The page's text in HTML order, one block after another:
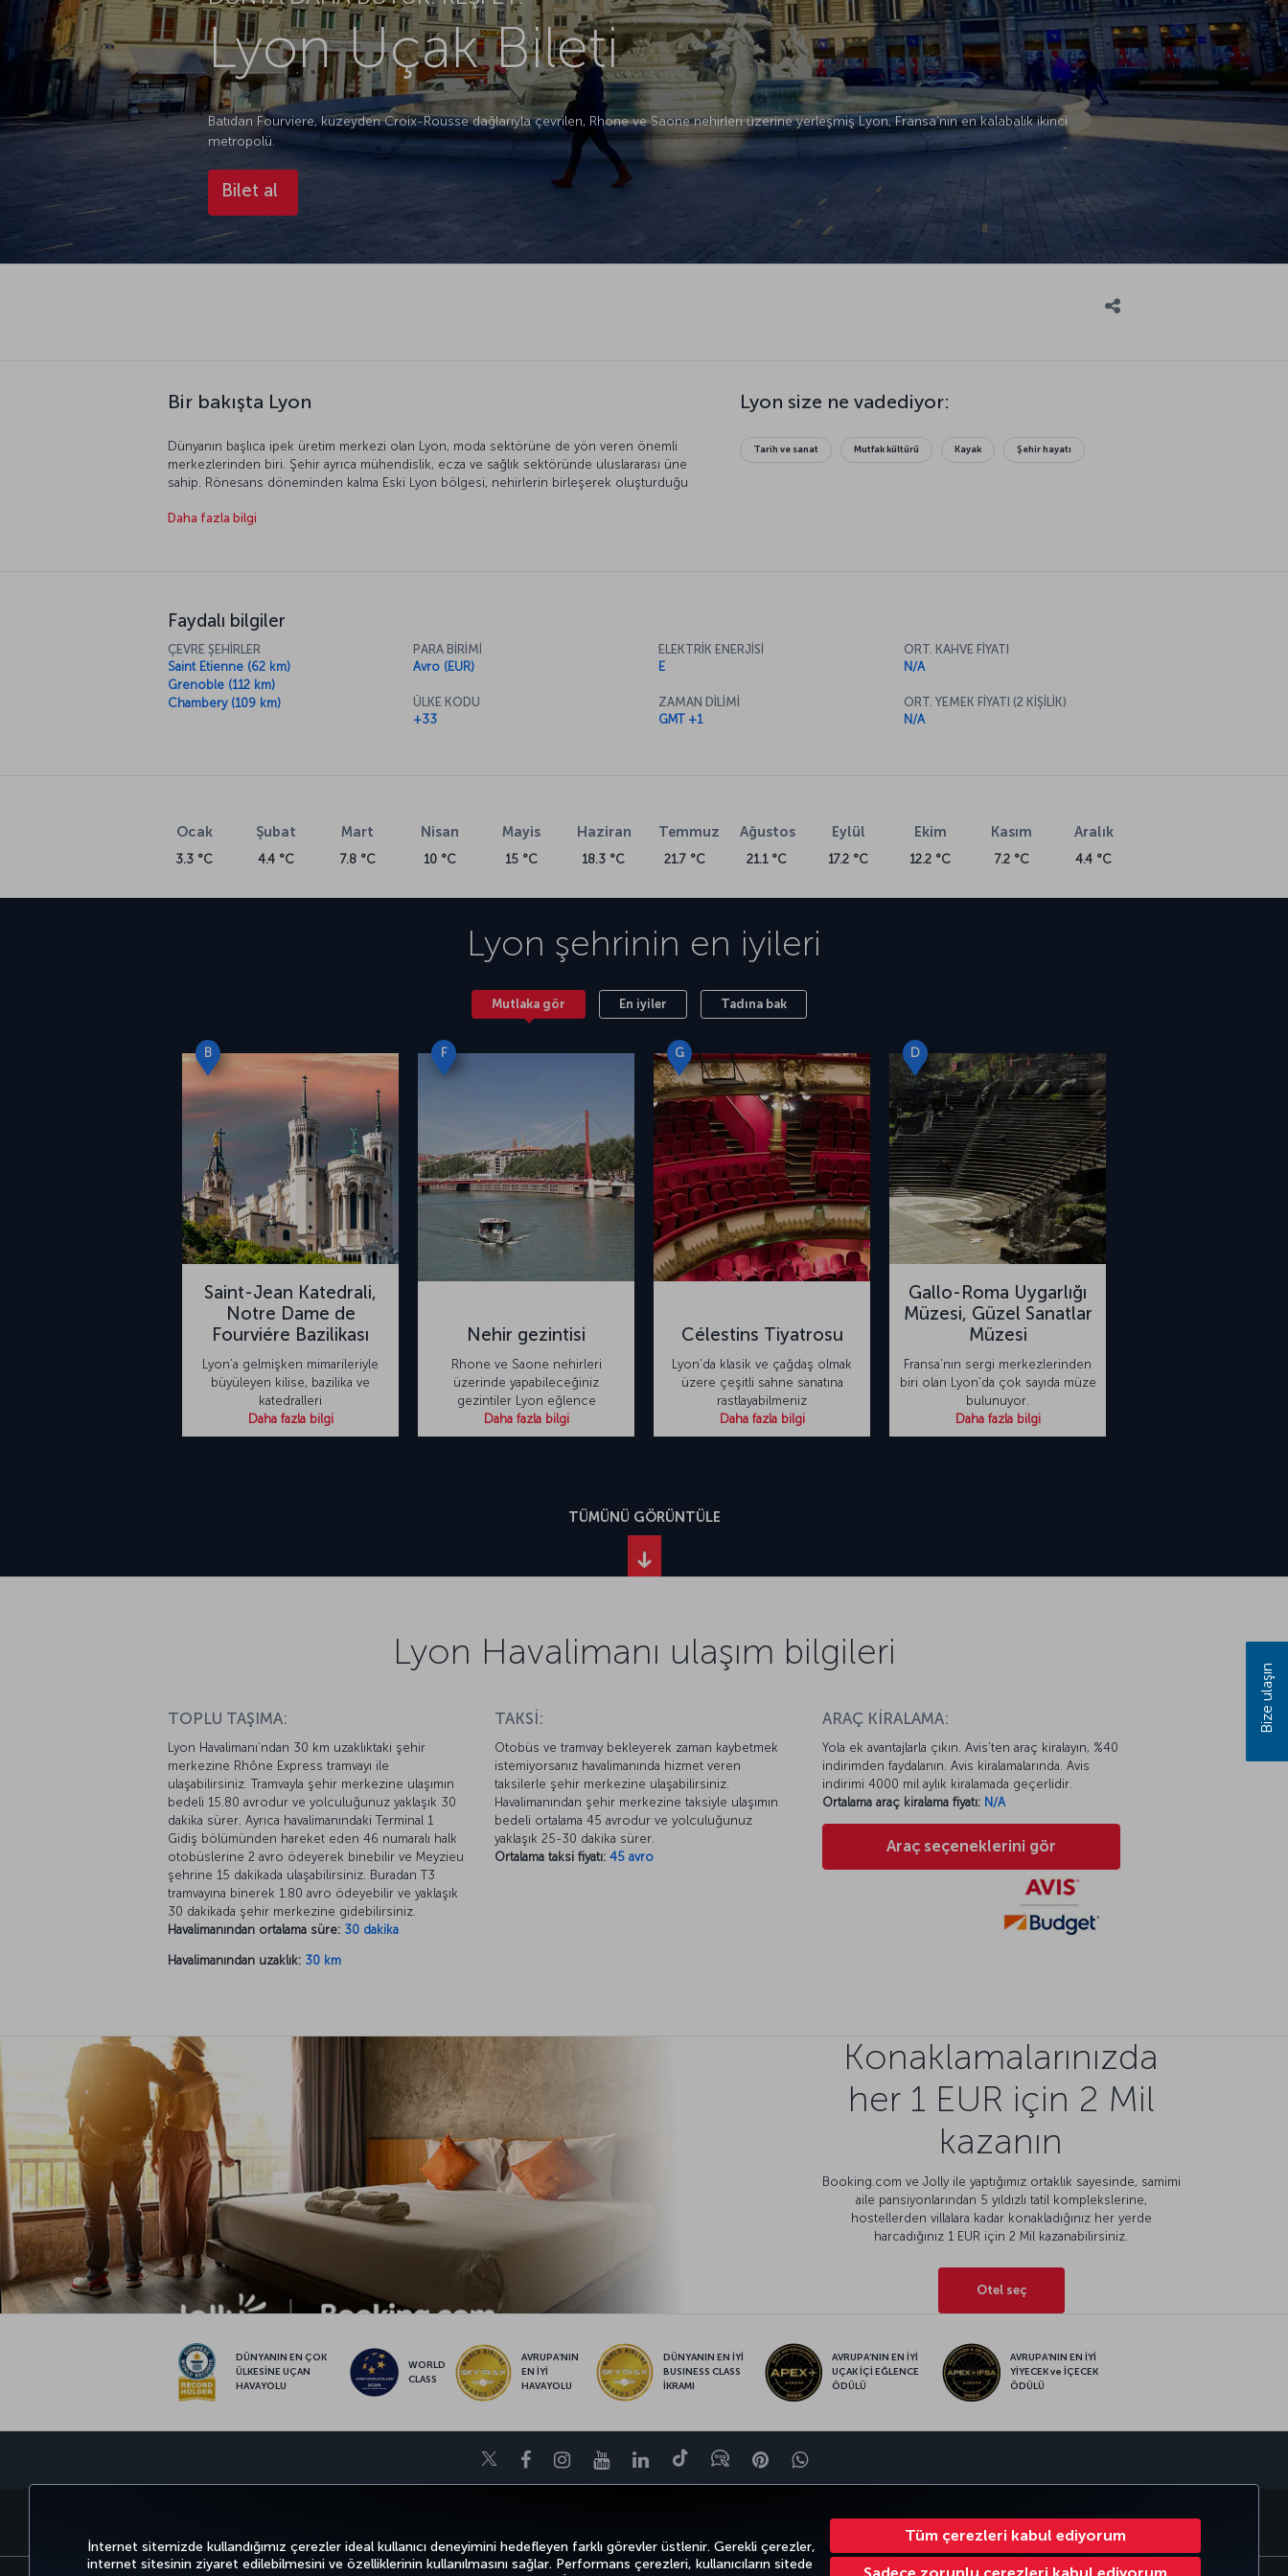
İnternet sitemizde kullandığımız çerezler ideal kullanıcı deneyimini hedefleyen farklı görevler üstlenir. Gerekli çerezler,
internet sitesinin ziyaret edilebilmesini ve özelliklerinin kullanılmasını sağlar. Performans çerezleri, kullanıcıların sitede
Tüm çerezleri kabul ediyorum
Lyon Uçak Bileti
Batıdan Fourviere, kuzeyden Croix-Rousse dağlarıyla çevrilen, Rhone ve Saone nehirleri üzerine yerleşmiş Lyon, Fransa’nın en kalabalık ikinci
metropolü.
Bilet al
Bir bakışta Lyon
Dünyanın başlıca ipek üretim merkezi olan Lyon, moda sektörüne de yön veren önemli
merkezlerinden biri. Şehir ayrıca mühendislik, ecza ve sağlık sektöründe uluslararası üne
sahip. Rönesans döneminden kalma Eski Lyon bölgesi, nehirlerin birleşerek oluşturduğu
güzel kentlerinden biri olan Lyon’a yakınan bakalım.
Daha fazla bilgi
Lyon size ne vadediyor:
Tarih ve sanat Mutfak kültürü Kayak Şehir hayatı
Faydalı bilgiler
ÇEVRE ŞEHİRLER
Saint Etienne (62 km)
Grenoble (112 km)
Chambery (109 km)
PARA BİRİMİ
Avro (EUR)
ÜLKE KODU
+33
ELEKTRİK ENERJİSİ
E
ZAMAN DİLİMİ
GMT +1
ORT. KAHVE FİYATI
N/A
ORT. YEMEK FİYATI (2 KİŞİLİK)
N/A
Ocak
3.3 °C
Şubat
4.4 °C
Mart
7.8 °C
Nisan
10 °C
Mayis
15 °C
Haziran
18.3 °C
Temmuz
21.7 °C
Ağustos
21.1 °C
Eylül
17.2 °C
Ekim
12.2 °C
Kasım
7.2 °C
Aralık
4.4 °C
Lyon şehrinin en iyileri
Mutlaka gör En iyiler Tadına bak
B
Saint-Jean Katedrali,
Notre Dame de
Fourviére Bazilikası
Lyon’a gelmişken mimarileriyle
büyüleyen kilise, bazilika ve
katedralleri
Daha fazla bilgi
F
Nehir gezintisi
Rhone ve Saone nehirleri
üzerinde yapabileceğiniz
gezintiler Lyon eğlence
Daha fazla bilgi
G
Célestins Tiyatrosu
Lyon’da klasik ve çağdaş olmak
üzere çeşitli sahne sanatına
rastlayabilmeniz
Daha fazla bilgi
D
Gallo-Roma Uygarlığı
Müzesi, Güzel Sanatlar
Müzesi
Fransa’nın sergi merkezlerinden
biri olan Lyon’da çok sayıda müze
bulunuyor.
Daha fazla bilgi
TÜMÜNÜ GÖRÜNTÜLE
Lyon Havalimanı ulaşım bilgileri
TOPLU TAŞIMA:
Lyon Havalimanı’ndan 30 km uzaklıktaki şehir
merkezine Rhône Express tramvayı ile
ulaşabilirsiniz. Tramvayla şehir merkezine ulaşımın
bedeli 15.80 avrodur ve yolculuğunuz yaklaşık 30
dakika sürer. Ayrıca havalimanındaki Terminal 1
Gidiş bölümünden hareket eden 46 numaralı halk
otobüslerine 2 avro ödeyerek binebilir ve Meyzieu
şehrine 15 dakikada ulaşabilirsiniz. Buradan T3
tramvayına binerek 1.80 avro ödeyebilir ve yaklaşık
30 dakikada şehir merkezine gidebilirsiniz.
Havalimanından ortalama süre: 30 dakika
Havalimanından uzaklık: 30 km
TAKSİ:
Otobüs ve tramvay bekleyerek zaman kaybetmek
istemiyorsanız havalimanında hizmet veren
taksilerle şehir merkezine ulaşabilirsiniz.
Havalimanından şehir merkezine taksiyle ulaşımın
bedeli ortalama 45 avrodur ve yolculuğunuz
yaklaşık 25-30 dakika sürer.
Ortalama taksi fiyatı: 45 avro
ARAÇ KİRALAMA:
Yola ek avantajlarla çıkın. Avis’ten araç kiralayın, %40
indirimden faydalanın. Avis kiralamalarında. Avis
indirimi 4000 mil aylık kiralamada geçerlidir.
Ortalama araç kiralama fiyatı: N/A
Araç seçeneklerini gör
Konaklamalarınızda
her 1 EUR için 2 Mil
kazanın
Booking.com ve Jolly ile yaptığımız ortaklık sayesinde, samimi
aile pansiyonlarından 5 yıldızlı tatil komplekslerine,
hostellerden villalara kadar konakladığınız her yerde
harcadığınız 1 EUR için 2 Mil kazanabilirsiniz.
Otel seç
DÜNYANIN EN ÇOK
ÜLKESİNE UÇAN
HAVAYOLU
WORLD
CLASS
AVRUPA’NIN
EN İYİ
HAVAYOLU
DÜNYANIN EN İYİ
BUSINESS CLASS
İKRAMI
AVRUPA’NIN EN İYİ
UÇAK İÇİ EĞLENCE
ÖDÜLÜ
AVRUPA’NIN EN İYİ
YİYECEK ve İÇECEK
ÖDÜLÜ
TwitterFacebookInstagram
YoutubeLinkedIn
TiktokBlogPinterestWhatsapp
MILES&SMILES CORPORATE CLUB TÜRK HAVA YOLLARI
Bize ulaşın